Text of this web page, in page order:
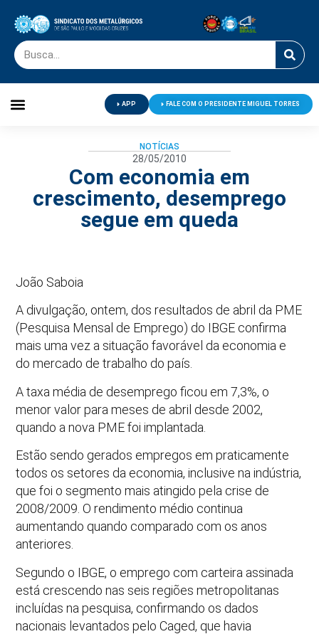
APP FALE COM O PRESIDENTE MIGUEL TORRES
NOTÍCIAS
28/05/2010
Com economia em
crescimento, desemprego
segue em queda
João Saboia
A divulgação, ontem, dos resultados de abril da PME
(Pesquisa Mensal de Emprego) do IBGE confirma
mais uma vez a situação favorável da economia e
do mercado de trabalho do país.
A taxa média de desemprego ficou em 7,3%, o
menor valor para meses de abril desde 2002,
quando a nova PME foi implantada.
Estão sendo gerados empregos em praticamente
todos os setores da economia, inclusive na indústria,
que foi o segmento mais atingido pela crise de
2008/2009. O rendimento médio continua
aumentando quando comparado com os anos
anteriores.
Segundo o IBGE, o emprego com carteira assinada
está crescendo nas seis regiões metropolitanas
incluídas na pesquisa, confirmando os dados
nacionais levantados pelo Caged, que havia